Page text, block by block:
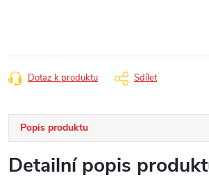
Dotaz k produktu Sdílet
Popis produktu
Detailní popis